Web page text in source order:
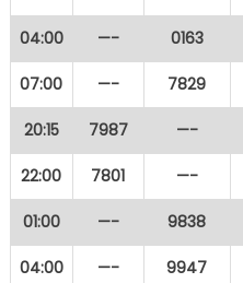
04:00 —- 0163
07:00 —- 7829
20:15 7987 —-
22:00 7801 —-
01:00 —- 9838
04:00 —- 9947